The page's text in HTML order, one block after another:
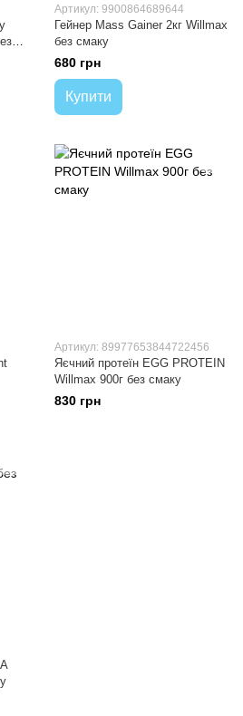
Артикул: 9900864689644
Гейнер Mass Gainer 2кг Willmax
без смаку
680 грн
Купити
Артикул: 89977653844722456
Яєчний протеїн EGG PROTEIN
Willmax 900г без смаку
830 грн